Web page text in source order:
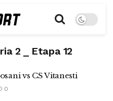
2 _ Etapa 12
vs CS Vitanesti
0